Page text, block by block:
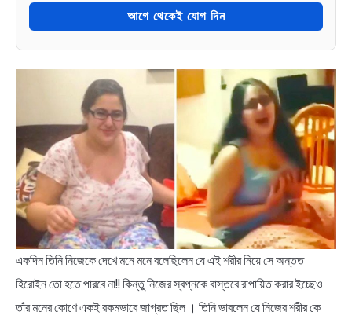
আগে থেকেই যোগ দিন
একদিন তিনি নিজেকে দেখে মনে মনে বলেছিলেন যে এই শরীর নিয়ে সে অন্তত
হিরোইন তো হতে পারবে না!! কিন্তু নিজের স্বপ্নকে বাস্তবে রূপায়িত করার ইচ্ছেও
তাঁর মনের কোণে একই রকমভাবে জাগ্রত ছিল । তিনি ভাবলেন যে নিজের শরীর কে